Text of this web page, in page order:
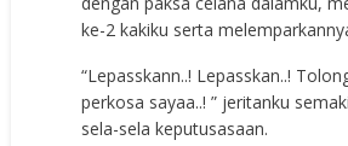
ke-2 kakiku serta
“Lepasskann..! Lepasskan..!
perkosa sayaa..! ” jeritanku
sela-sela keputusasaan.